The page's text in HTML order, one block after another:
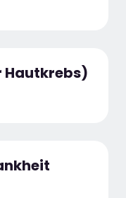
Hautkrebs)